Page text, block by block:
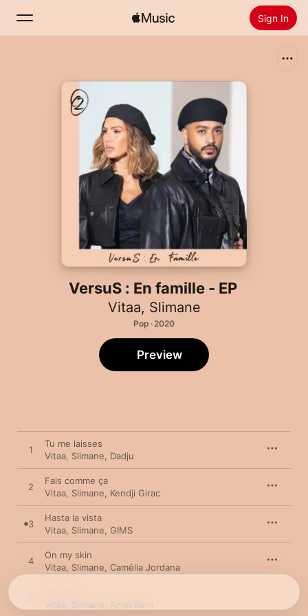
Sign In
Install Apple Music
VersuS : En famille - EP
Vitaa, Slimane
Pop · 2020
Preview
1
Tu me laisses
Vitaa Slimane Dadju
2
Fais comme ça
Vitaa Slimane Kendji Girac
3
Hasta la vista
Vitaa Slimane GIMS
4
On my skin
Vitaa, Slimane, Camélia Jordana
Vitaa
Slimane Amel Bent